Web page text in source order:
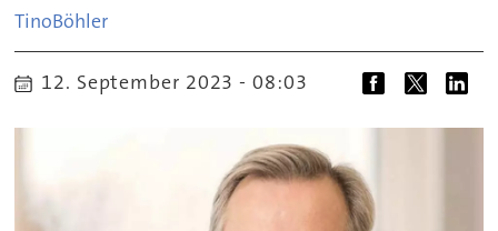
TinoBöhler
12. September 2023 - 08:03